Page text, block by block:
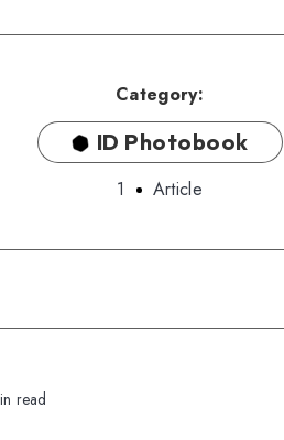
Category:
ID Photobook
1 Article
read